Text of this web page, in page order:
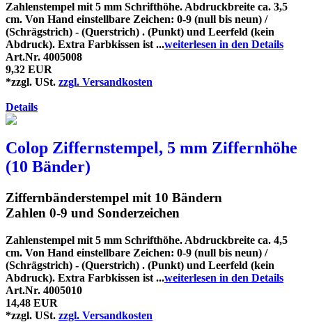
Zahlenstempel mit 5 mm Schrifthöhe. Abdruckbreite ca. 3,5
cm. Von Hand einstellbare Zeichen: 0-9 (null bis neun) /
(Schrägstrich) - (Querstrich) . (Punkt) und Leerfeld (kein
Abdruck). Extra Farbkissen ist ...weiterlesen in den Details
Art.Nr. 4005008
9,32 EUR
*zzgl. USt. zzgl. Versandkosten
Details
Colop Ziffernstempel, 5 mm Ziffernhöhe
(10 Bänder)
Ziffernbänderstempel mit 10 Bändern
Zahlen 0-9 und Sonderzeichen
Zahlenstempel mit 5 mm Schrifthöhe. Abdruckbreite ca. 4,5
cm. Von Hand einstellbare Zeichen: 0-9 (null bis neun) /
(Schrägstrich) - (Querstrich) . (Punkt) und Leerfeld (kein
Abdruck). Extra Farbkissen ist ...weiterlesen in den Details
Art.Nr. 4005010
14,48 EUR
*zzgl. USt. zzgl. Versandkosten